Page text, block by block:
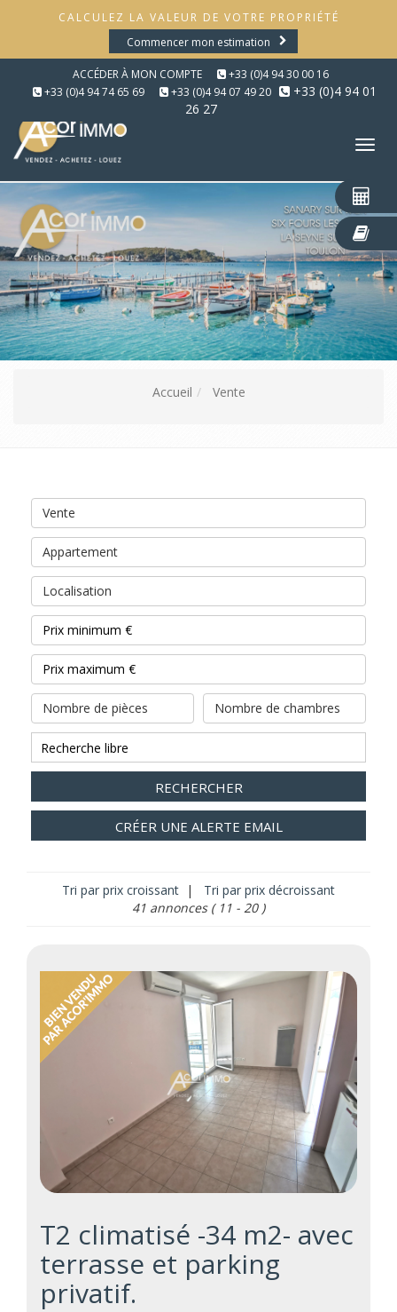
CALCULEZ LA VALEUR DE VOTRE PROPRIÉTÉ
Commencer mon estimation
ACCÉDER À MON COMPTE
+33 (0)4 94 30 00 16
+33 (0)4 94 74 65 69
+33 (0)4 94 07 49 20
+33 (0)4 94 01
26 27
Accueil Vente
Vente
Appartement
Localisation
Nombre de pièces Nombre de chambres
RECHERCHER
CRÉER UNE ALERTE EMAIL
Tri par prix croissant |
Tri par prix décroissant
41 annonces ( 11 - 20 )
T2 climatisé -34 m2- avec
terrasse et parking
privatif.